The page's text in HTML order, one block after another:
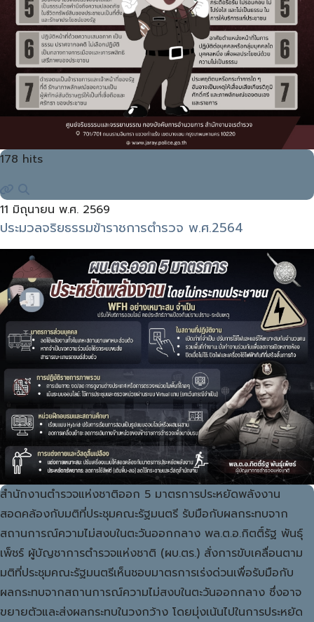
178 hits
11 มิถุนายน พ.ศ. 2569
ประมวลจริยธรรมข้าราชการตำรวจ พ.ศ.2564
สำนักงานตำรวจแห่งชาติออก 5 มาตรการประหยัดพลังงาน
สอดคล้องกับมติที่ประชุมคณะรัฐมนตรี รับมือกับผลกระทบจาก
สถานการณ์ความไม่สงบในตะวันออกกลาง พล.ต.อ.กิตติ์รัฐ พันธุ์
เพ็ชร์ ผู้บัญชาการตำรวจแห่งชาติ (ผบ.ตร.) สั่งการขับเคลื่อนตาม
มติที่ประชุมคณะรัฐมนตรีเห็นชอบมาตรการเร่งด่วนเพื่อรับมือกับ
ผลกระทบจากสถานการณ์ความไม่สงบในตะวันออกกลาง ซึ่งอาจ
ขยายตัวและส่งผลกระทบในวงกว้าง โดยมุ่งเน้นไปในการประหยัด